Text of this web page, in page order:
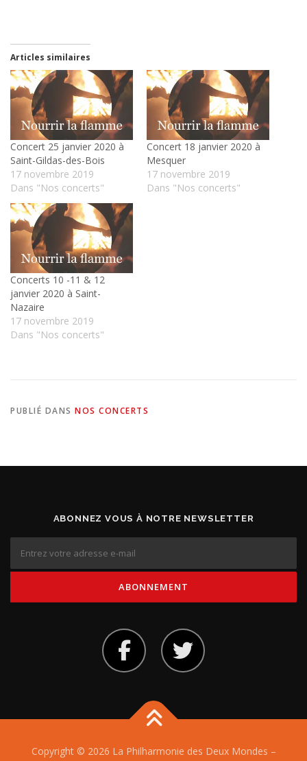
Articles similaires
Concert 25 janvier 2020 à
Saint-Gildas-des-Bois
17 novembre 2019
Dans "Nos concerts"
Concert 18 janvier 2020 à
Mesquer
17 novembre 2019
Dans "Nos concerts"
Concerts 10 -11 & 12
janvier 2020 à Saint-
Nazaire
17 novembre 2019
Dans "Nos concerts"
PUBLIÉ DANS NOS CONCERTS
ABONNEZ VOUS À NOTRE NEWSLETTER
Copyright © 2026 La Philharmonie des Deux Mondes –